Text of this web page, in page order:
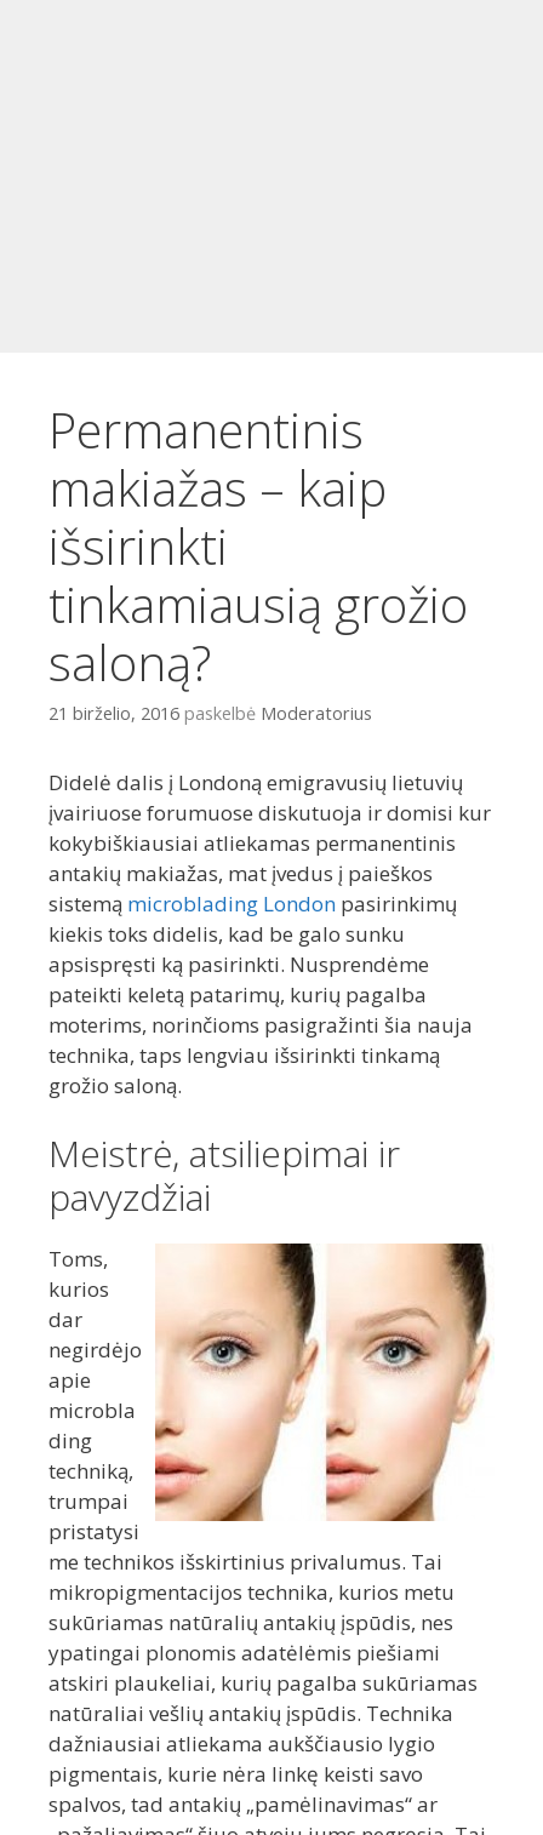
Permanentinis
makiažas – kaip
išsirinkti
tinkamiausią grožio
saloną?
21 birželio, 2016 paskelbė Moderatorius
Didelė dalis į Londoną emigravusių lietuvių
įvairiuose forumuose diskutuoja ir domisi kur
kokybiškiausiai atliekamas permanentinis
antakių makiažas, mat įvedus į paieškos
sistemą microblading London pasirinkimų
kiekis toks didelis, kad be galo sunku
apsispręsti ką pasirinkti. Nusprendėme
pateikti keletą patarimų, kurių pagalba
moterims, norinčioms pasigražinti šia nauja
technika, taps lengviau išsirinkti tinkamą
grožio saloną.
Meistrė, atsiliepimai ir
pavyzdžiai
Toms,
kurios
dar
negirdėjo
apie
microbla
ding
techniką,
trumpai
pristatysi
me technikos išskirtinius privalumus. Tai
mikropigmentacijos technika, kurios metu
sukūriamas natūralių antakių įspūdis, nes
ypatingai plonomis adatėlėmis piešiami
atskiri plaukeliai, kurių pagalba sukūriamas
natūraliai vešlių antakių įspūdis. Technika
dažniausiai atliekama aukščiausio lygio
pigmentais, kurie nėra linkę keisti savo
spalvos, tad antakių „pamėlinavimas“ ar